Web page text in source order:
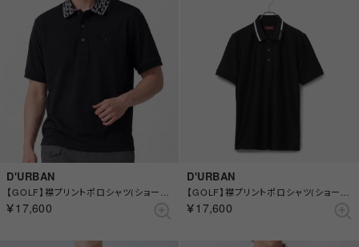
D'URBAN
￥17,600
D'URBAN
￥17,600